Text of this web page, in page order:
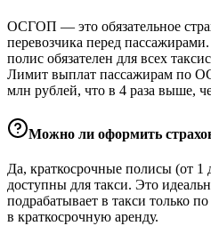
ОСГОП — это обязательное
перевозчика перед
полис обязателен для всех
Лимит выплат пассажирам по
млн рублей, что в 4 раза выше,
Можно ли оформить
Да, краткосрочные полисы (от 1
доступны для такси. Это
подрабатывает в такси только
в краткосрочную аренду.